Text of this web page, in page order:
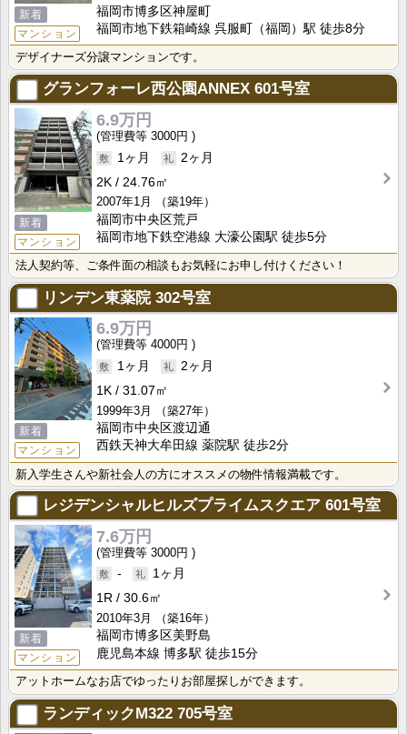
新着
マンション
福岡市博多区神屋町
福岡市地下鉄箱崎線 呉服町（福岡）駅 徒歩8分
デザイナーズ分譲マンションです。
グランフォーレ西公園ANNEX 601号室
新着
マンション
6.9万円
3000円
1ヶ月
2ヶ月
2K
24.76㎡
2007年1月
（築19年）
福岡市中央区荒戸
福岡市地下鉄空港線 大濠公園駅 徒歩5分
法人契約等、ご条件面の相談もお気軽にお申し付けください！
リンデン東薬院302号室
新着
マンション
6.9万円
4000円
1ヶ月
2ヶ月
1K
31.07㎡
1999年3月
（築27年）
福岡市中央区渡辺通
西鉄天神大牟田線 薬院駅 徒歩2分
新入学生さんや新社会人の方にオススメの物件情報満載です。
レジデンシャルヒルズプライムスクエア 601号室
新着
マンション
7.6万円
3000円
-
1ヶ月
1R
30.6㎡
2010年3月
（築16年）
福岡市博多区美野島
鹿児島本線 博多駅 徒歩15分
アットホームなお店でゆったりお部屋探しができます。
ランディックM322 705号室